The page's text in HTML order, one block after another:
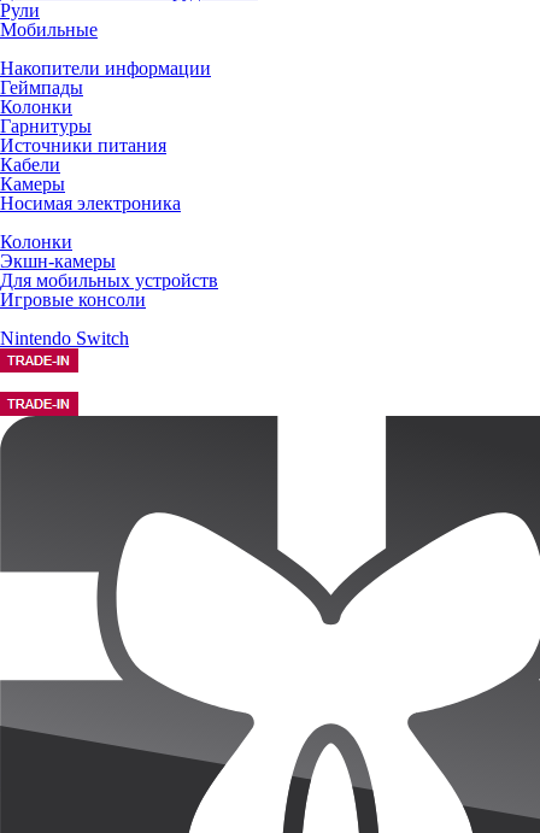
Рули
Мобильные
Накопители информации
Геймпады
Колонки
Гарнитуры
Источники питания
Кабели
Камеры
Носимая электроника
Колонки
Экшн-камеры
Для мобильных устройств
Игровые консоли
Nintendo Switch